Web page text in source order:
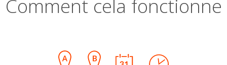
Comment cela fonctionne